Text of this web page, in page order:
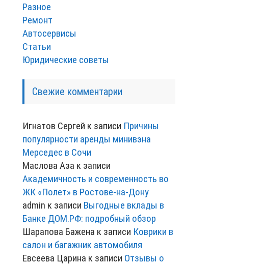
Разное
Ремонт
Автосервисы
Статьи
Юридические советы
Свежие комментарии
Игнатов Сергей к записи Причины
популярности аренды минивэна
Мерседес в Сочи
Маслова Аза к записи
Академичность и современность во
ЖК «Полет» в Ростове-на-Дону
admin к записи Выгодные вклады в
Банке ДОМ.РФ: подробный обзор
Шарапова Бажена к записи Коврики в
салон и багажник автомобиля
Евсеева Царина к записи Отзывы о